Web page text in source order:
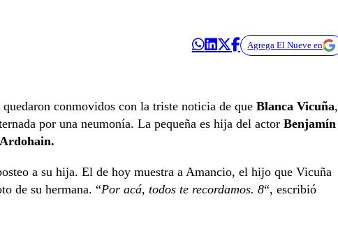
Agrega El Nueve en
conmovidos con la triste noticia de que Blanca Vicuña,
por una neumonía. La pequeña es hija del actor Benjamín
a su hija. El de hoy muestra a Amancio, el hijo que Vicuña
de su hermana. “Por acá, todos te recordamos. 8“, escribió